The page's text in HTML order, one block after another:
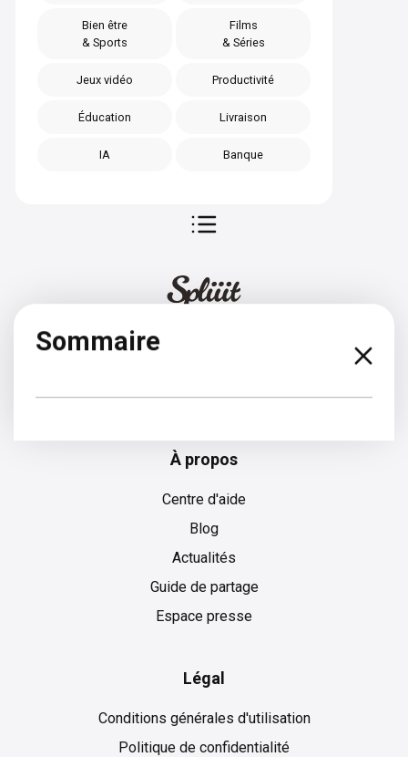
Bien être
& Sports
Films
& Séries
Jeux vidéo Productivité
Éducation Livraison
IA Banque
Sommaire
À propos
Centre d'aide
Blog
Actualités
Guide de partage
Espace presse
Légal
Conditions générales d'utilisation
Politique de confidentialité